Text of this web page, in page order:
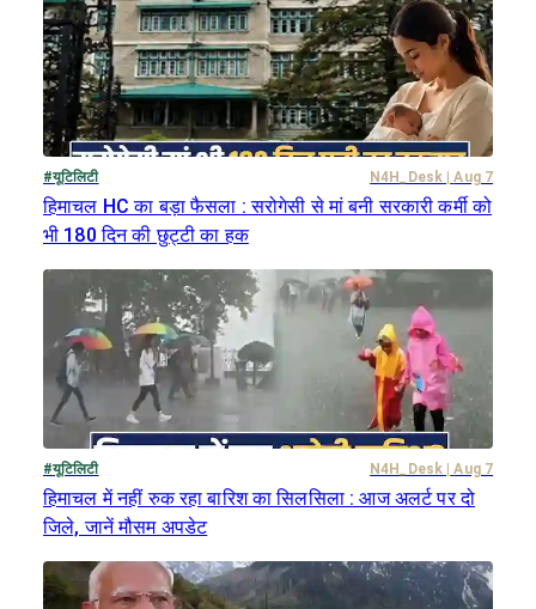
#यूटिलिटी N4H_Desk Aug 7
हिमाचल HC का बड़ा फैसला : सरोगेसी से मां बनी सरकारी कर्मी को
भी 180 दिन की छुट्टी का हक
#यूटिलिटी N4H_Desk Aug 7
हिमाचल में नहीं रुक रहा बारिश का सिलसिला : आज अलर्ट पर दो
जिले, जानें मौसम अपडेट